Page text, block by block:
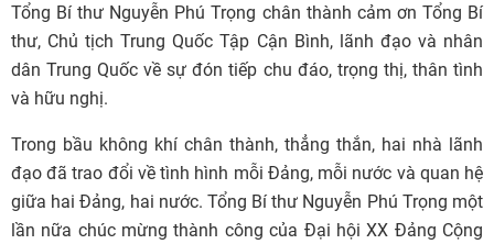
Tổng Bí thư Nguyễn Phú Trọng chân thành cảm ơn Tổng Bí
thư, Chủ tịch Trung Quốc Tập Cận Bình, lãnh đạo và nhân
dân Trung Quốc về sự đón tiếp chu đáo, trọng thị, thân tình
và hữu nghị.
Trong bầu không khí chân thành, thẳng thắn, hai nhà lãnh
đạo đã trao đổi về tình hình mỗi Đảng, mỗi nước và quan hệ
giữa hai Đảng, hai nước. Tổng Bí thư Nguyễn Phú Trọng một
lần nữa chúc mừng thành công của Đại hội XX Đảng Cộng